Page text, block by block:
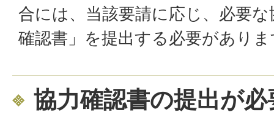
合には、当該要請に応じ、必要
確認書」を提出する必要があり
協力確認書の提出が